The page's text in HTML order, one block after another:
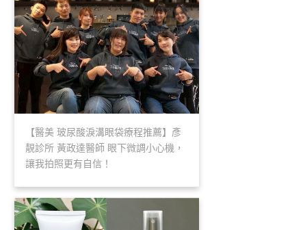
【醫美 玻尿酸淚溝眼袋療程推薦】彥
靚診所 黃政達醫師 眼下微調小心機，
讓我拍照更有自信！